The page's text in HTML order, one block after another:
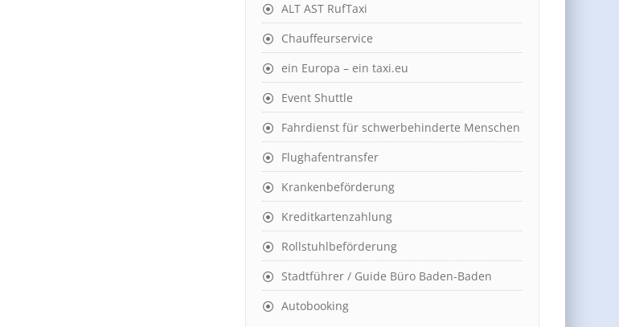
ALT AST RufTaxi
Chauffeurservice
ein Europa – ein taxi.eu
Event Shuttle
Fahrdienst für schwerbehinderte Menschen
Flughafentransfer
Krankenbeförderung
Kreditkartenzahlung
Rollstuhlbeförderung
Stadtführer / Guide Büro Baden-Baden
Autobooking